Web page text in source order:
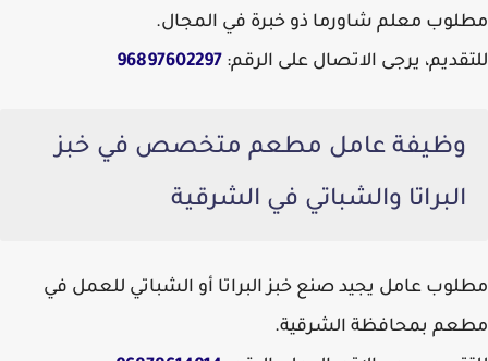
مطلوب معلم شاورما ذو خبرة في المجال.
للتقديم، يرجى الاتصال على الرقم: 96897602297
وظيفة عامل مطعم متخصص في خبز
البراتا والشباتي في الشرقية
مطلوب عامل يجيد صنع خبز البراتا أو الشباتي للعمل في
مطعم بمحافظة الشرقية.